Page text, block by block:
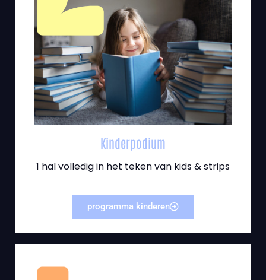
Kinderpodium
1 hal volledig in het teken van kids & strips
programma kinderen